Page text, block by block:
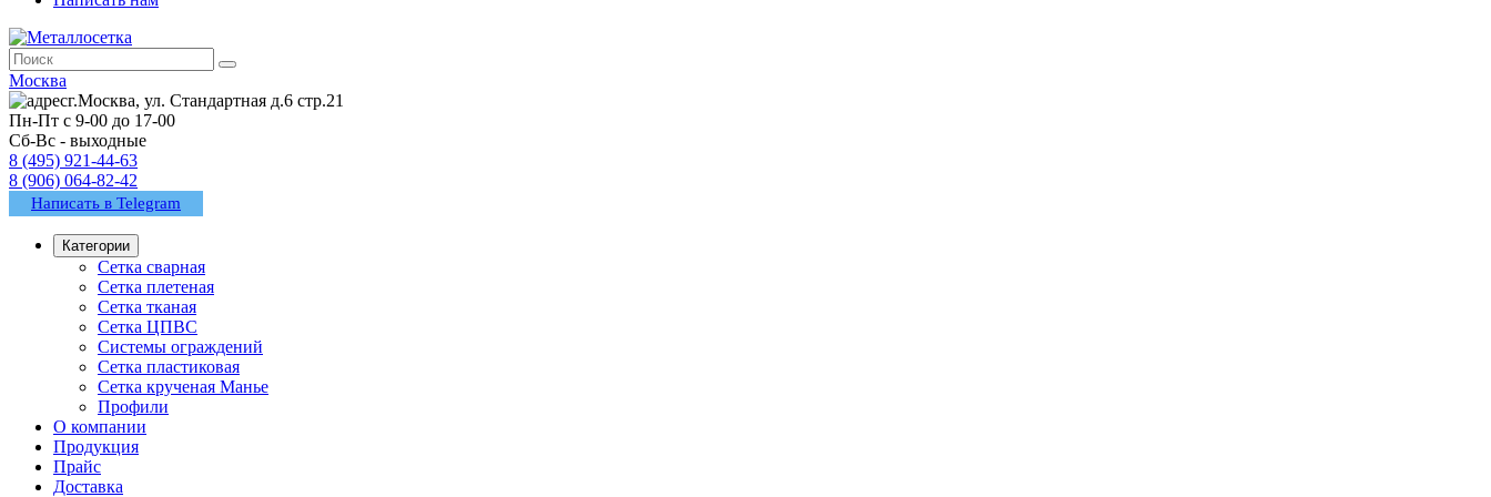
Москва
г.Москва, ул. Стандартная д.6 стр.21
Пн-Пт с 9-00 до 17-00
Сб-Вс - выходные
8 (495) 921-44-63
8 (906) 064-82-42
Написать в Telegram
Категории
Сетка сварная
Сетка плетеная
Сетка тканая
Сетка ЦПВС
Системы ограждений
Сетка пластиковая
Сетка крученая Манье
Профили
О компании
Продукция
Прайс
Доставка